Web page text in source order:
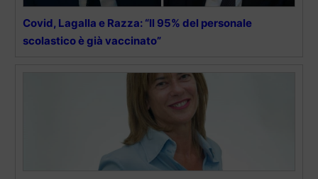
Covid, Lagalla e Razza: “Il 95% del personale
scolastico è già vaccinato”